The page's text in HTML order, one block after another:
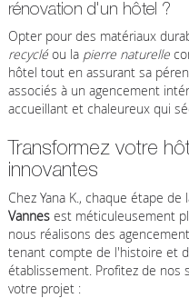
rénovation d'un hôtel ?
Opter pour des matériaux
recycléou la pierre naturelle
hôtel tout en assurant sa
associés à un agencement
accueillant et chaleureux qui
Transformez votre
innovantes
Chez Yana K., chaque étape de
Vannesest méticuleusement
nous réalisons des
tenant compte de l'histoire et
établissement. Profitez de nos
votre projet :